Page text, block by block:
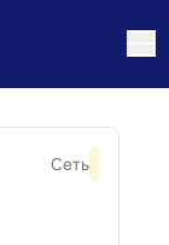
Сеть